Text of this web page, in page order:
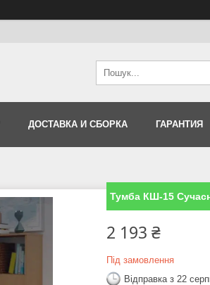
ДОСТАВКА И СБОРКА ГАРАНТИЯ
Тумба КШ-15
2 193 ₴
Під замовлення
Відправка з 22